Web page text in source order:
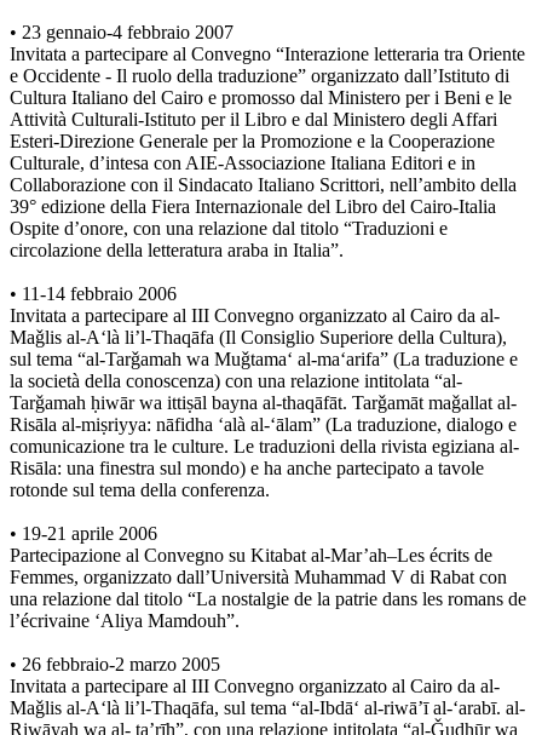
• 23 gennaio-4 febbraio 2007
Invitata a partecipare al Convegno “Interazione letteraria tra Oriente
e Occidente - Il ruolo della traduzione” organizzato dall’Istituto di
Cultura Italiano del Cairo e promosso dal Ministero per i Beni e le
Attività Culturali-Istituto per il Libro e dal Ministero degli Affari
Esteri-Direzione Generale per la Promozione e la Cooperazione
Culturale, d’intesa con AIE-Associazione Italiana Editori e in
Collaborazione con il Sindacato Italiano Scrittori, nell’ambito della
39° edizione della Fiera Internazionale del Libro del Cairo-Italia
Ospite d’onore, con una relazione dal titolo “Traduzioni e
circolazione della letteratura araba in Italia”.
• 11-14 febbraio 2006
Invitata a partecipare al III Convegno organizzato al Cairo da al-
Maǧlis al-A‘là li’l-Thaqāfa (Il Consiglio Superiore della Cultura),
sul tema “al-Tarǧamah wa Muǧtama‘ al-ma‘arifa” (La traduzione e
la società della conoscenza) con una relazione intitolata “al-
Tarǧamah ḥiwār wa ittiṣāl bayna al-thaqāfāt. Tarǧamāt maǧallat al-
Risāla al-miṣriyya: nāfidha ‘alà al-‘ālam” (La traduzione, dialogo e
comunicazione tra le culture. Le traduzioni della rivista egiziana al-
Risāla: una finestra sul mondo) e ha anche partecipato a tavole
rotonde sul tema della conferenza.
• 19-21 aprile 2006
Partecipazione al Convegno su Kitabat al-Mar’ah–Les écrits de
Femmes, organizzato dall’Università Muhammad V di Rabat con
una relazione dal titolo “La nostalgie de la patrie dans les romans de
l’écrivaine ‘Aliya Mamdouh”.
• 26 febbraio-2 marzo 2005
Invitata a partecipare al III Convegno organizzato al Cairo da al-
Maǧlis al-A‘là li’l-Thaqāfa, sul tema “al-Ibdā‘ al-riwā’ī al-‘arabī. al-
Riwāyah wa al- ta’rīḫ”, con una relazione intitolata “al-Ǧudhūr wa